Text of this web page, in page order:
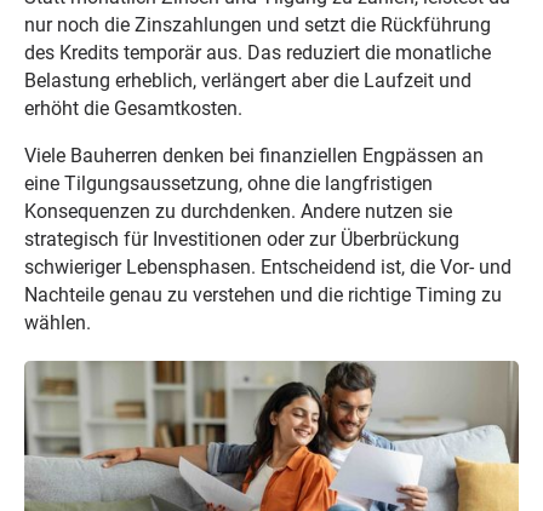
nur noch die Zinszahlungen und setzt die Rückführung
des Kredits temporär aus. Das reduziert die monatliche
Belastung erheblich, verlängert aber die Laufzeit und
erhöht die Gesamtkosten.
Viele Bauherren denken bei finanziellen Engpässen an
eine Tilgungsaussetzung, ohne die langfristigen
Konsequenzen zu durchdenken. Andere nutzen sie
strategisch für Investitionen oder zur Überbrückung
schwieriger Lebensphasen. Entscheidend ist, die Vor- und
Nachteile genau zu verstehen und die richtige Timing zu
wählen.